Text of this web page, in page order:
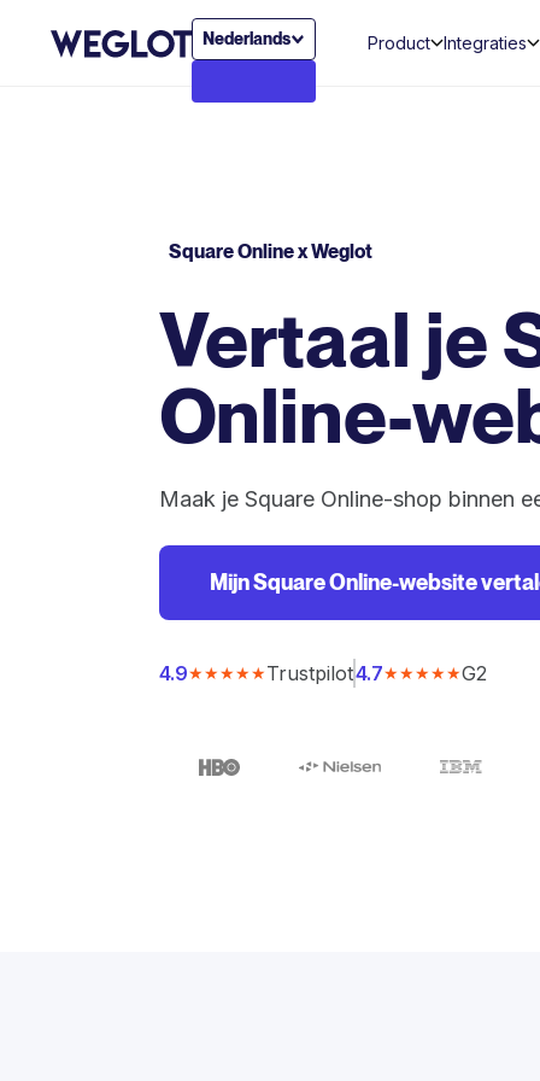
Nederlands Product Integraties
Square Online x Weglot
Vertaal je
Online-
Maak je Square Online-shop binnen
Mijn Square Online-website
4.9★★★★★Trustpilot4.7★★★★★G2